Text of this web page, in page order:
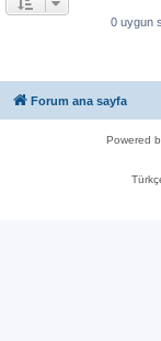
0 uygun
Forum ana sayfa
Powered